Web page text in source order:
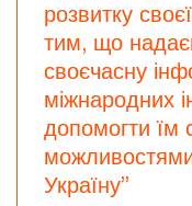
розвитку
тим, що
своєчасну
міжнародних
допомогти їм
Україну”